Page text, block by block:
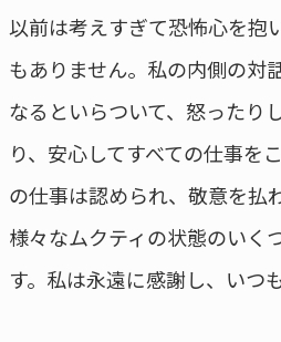
以前は考えすぎて恐怖心を抱
もありません。私の内側の対
なるといらついて、怒ったり
り、安心してすべての仕事を
の仕事は認められ、敬意を払
様々なムクティの状態のいく
す。私は永遠に感謝し、いつ